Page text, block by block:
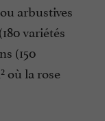
arbustives
variétés
(150
où la rose